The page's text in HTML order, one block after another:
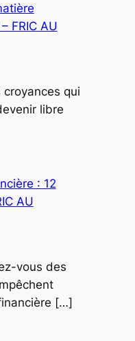
FRIC AU
qui
libre
: 12
AU
vous des
[…]